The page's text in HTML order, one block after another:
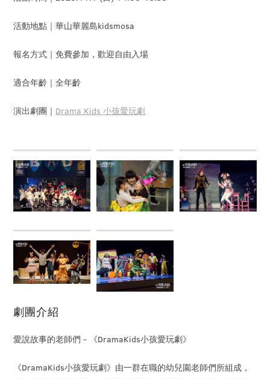
活動地點｜華山華麗島kidsmosa
報名方式｜免費參加，歡迎自由入場
適合年齡｜全年齡
演出劇團｜ Drama Kids 小孩愛玩劇
劇團介紹
愛說故事的老師們－《DramaKids小孩愛玩劇》
《DramaKids小孩愛玩劇》由一群在職的幼兒園老師們所組成，